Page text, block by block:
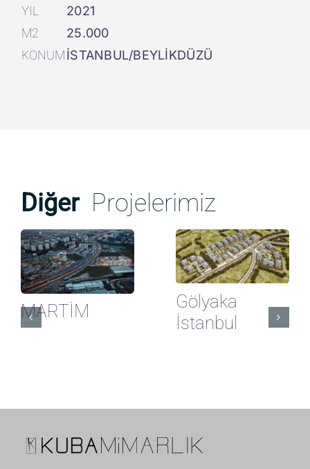
YIL
2021
M2
25.000
KONUMİSTANBUL/BEYLİKDÜZÜ
Diğer Projelerimiz
MARTİM
Gölyaka
İstanbul